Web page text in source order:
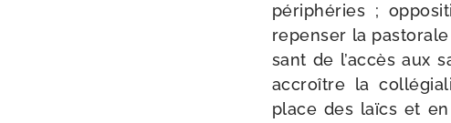
péri­phé­ries ;
repen­ser la
sant de l’ac­cès aux
accroître la
place des laïcs et